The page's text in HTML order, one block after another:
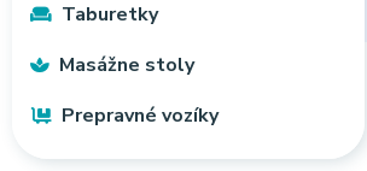
Taburetky
Masážne stoly
Prepravné vozíky